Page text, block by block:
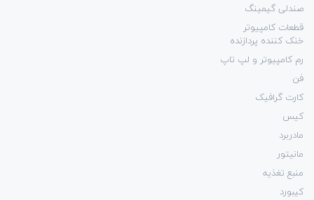
صندلی گیمینگ
قطعات کامپیوتر
خنک کننده پردازنده
رم کامپیوتر و لپ تاپ
فن
کارت گرافیک
کیس
مادربرد
مانیتور
منبع تغذیه
کیبورد